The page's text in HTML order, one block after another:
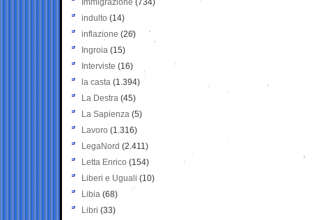
Immigrazione (734)
indulto (14)
inflazione (26)
Ingroia (15)
Interviste (16)
la casta (1.394)
La Destra (45)
La Sapienza (5)
Lavoro (1.316)
LegaNord (2.411)
Letta Enrico (154)
Liberi e Uguali (10)
Libia (68)
Libri (33)